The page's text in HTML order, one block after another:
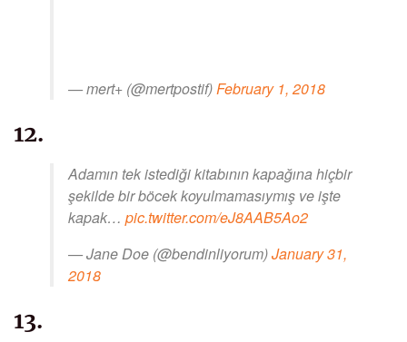
— mert+ (@mertpostif)February 1, 2018
12.
Adamın tek istediği kitabının kapağına hiçbir
şekilde bir böcek koyulmamasıymış ve işte
kapak… pic.twitter.com/eJ8AAB5Ao2
— Jane Doe (@bendinliyorum)January 31,
2018
13.